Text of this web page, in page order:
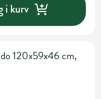
i kurv
120x59x46 cm,